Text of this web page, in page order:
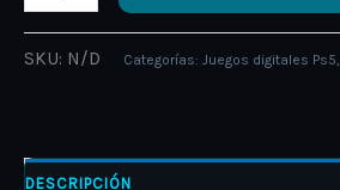
SKU: N/D Categorías: Juegos digitales Ps5,
DESCRIPCIÓN